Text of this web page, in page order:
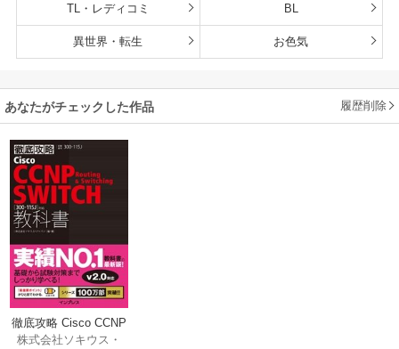
TL・レディコミ BL
異世界・転生 お色気
あなたがチェックした作品 履歴削除
徹底攻略 Cisco CCNP
Routing & Switching
株式会社ソキウス・